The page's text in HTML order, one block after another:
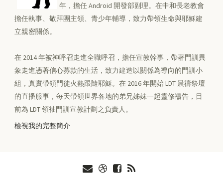
年，擔任 Android 開發部副理。在中和長老教會
擔任執事、敬拜團主領、青少年輔導，致力帶領生命與耶穌建
立親密關係。
在 2014 年被神呼召走進全職呼召，擔任宣教幹事，帶著門訓異
象走進憑著信心募款的生活，致力建造以關係為導向的門訓小
組，真實帶領門徒火熱跟隨耶穌。在 2016 年開始 LDT 晨禱祭壇
的直播服事，每天帶領世界各地的弟兄姊妹一起靈修禱告，目
前為 LDT 領袖門訓宣教計劃之負責人。
檢視我的完整簡介